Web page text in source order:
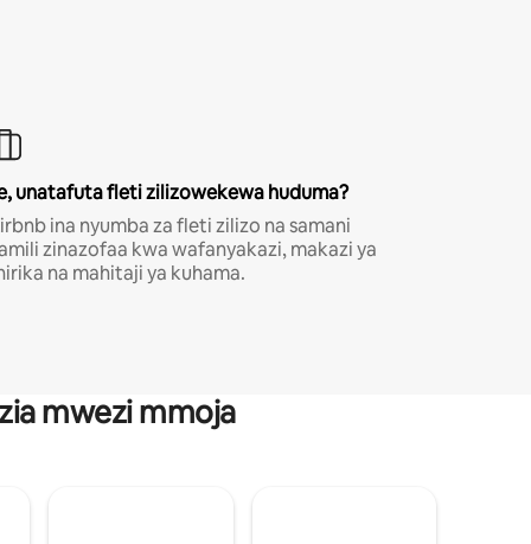
unatafuta fleti zilizowekewa huduma?
ina nyumba za fleti zilizo na samani
zinazofaa kwa wafanyakazi, makazi ya
na mahitaji ya kuhama.
mwezi mmoja